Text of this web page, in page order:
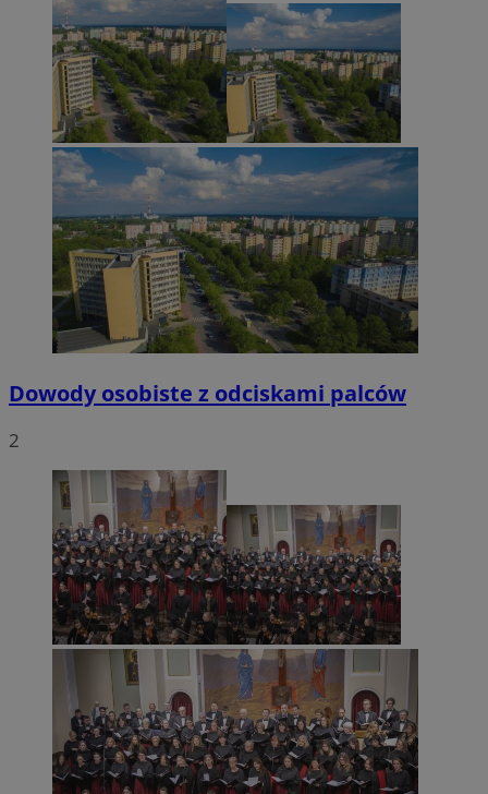
Dowody osobiste z odciskami palców
2